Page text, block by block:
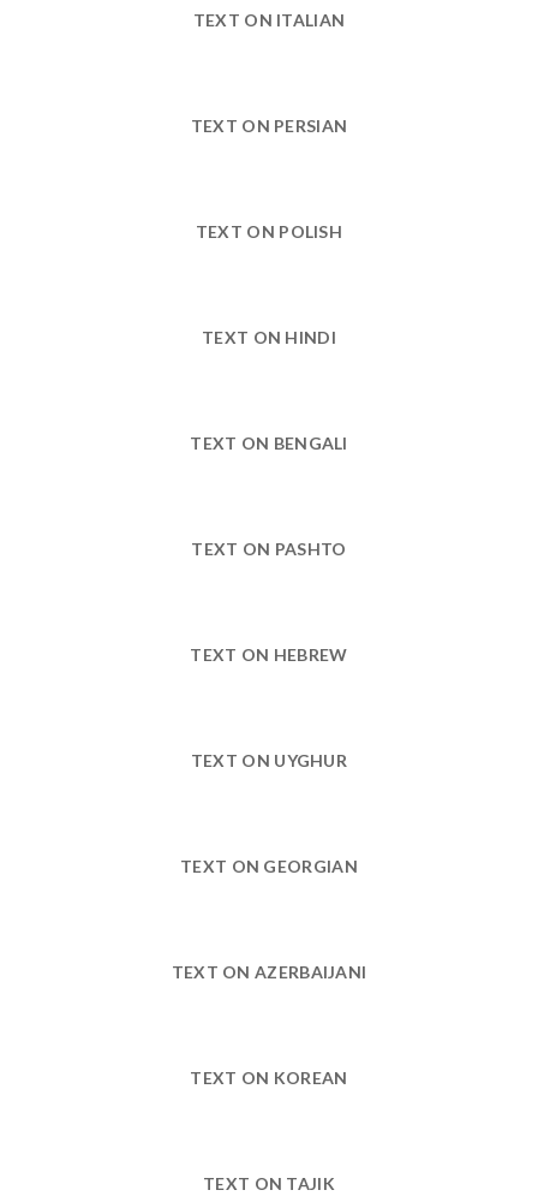
TEXT ON ITALIAN
TEXT ON PERSIAN
TEXT ON POLISH
TEXT ON HINDI
TEXT ON BENGALI
TEXT ON PASHTO
TEXT ON HEBREW
TEXT ON UYGHUR
TEXT ON GEORGIAN
TEXT ON AZERBAIJANI
TEXT ON KOREAN
TEXT ON TAJIK